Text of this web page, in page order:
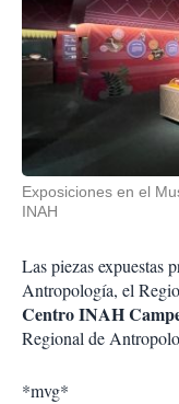
Exposiciones en el
INAH
Las piezas expuestas
Antropología, el
Centro INAH
Regional de
*mvg*